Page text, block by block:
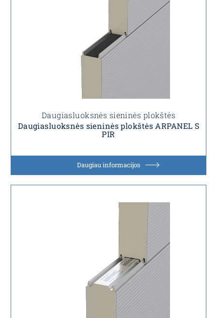
Daugiasluoksnės sieninės plokštės
Daugiasluoksnės sieninės plokštės ARPANEL S
PIR
Daugiau informacijos